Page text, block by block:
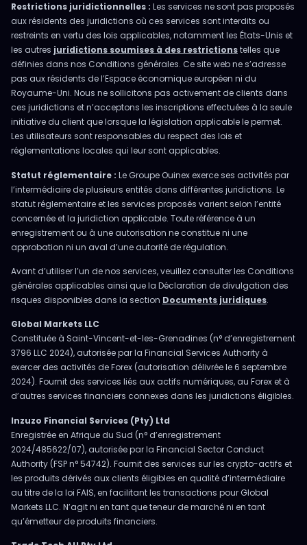
Restrictions juridictionnelles : Les services ne sont pas proposés
aux résidents des juridictions où ces services sont interdits ou
restreints en vertu des lois applicables, notamment les États-Unis et
les autres juridictions soumises à des restrictionstelles que
définies dans nos Conditions générales. Ce site web ne s’adresse
pas aux résidents de l’Espace économique européen ni du
Royaume-Uni. Nous ne sollicitons pas activement de clients dans
ces juridictions et n’acceptons les inscriptions effectuées à la seule
initiative du client que lorsque la législation applicable le permet.
Les utilisateurs sont responsables du respect des lois et
réglementations locales qui leur sont applicables.
Statut réglementaire : Le Groupe Ouinex exerce ses activités par
l’intermédiaire de plusieurs entités dans différentes juridictions. Le
statut réglementaire et les services proposés varient selon l’entité
concernée et la juridiction applicable. Toute référence à un
enregistrement ou à une autorisation ne constitue ni une
approbation ni un aval d’une autorité de régulation.
Avant d’utiliser l’un de nos services, veuillez consulter les Conditions
générales applicables ainsi que la Déclaration de divulgation des
risques disponibles dans la section Documents juridiques.
Global Markets LLC
Constituée à Saint-Vincent-et-les-Grenadines (n° d’enregistrement
3796 LLC 2024), autorisée par la Financial Services Authority à
exercer des activités de Forex (autorisation délivrée le 6 septembre
2024). Fournit des services liés aux actifs numériques, au Forex et à
d’autres services financiers connexes dans les juridictions éligibles.
Inzuzo Financial Services (Pty) Ltd
Enregistrée en Afrique du Sud (n° d’enregistrement
2024/485622/07), autorisée par la Financial Sector Conduct
Authority (FSP n° 54742). Fournit des services sur les crypto-actifs et
les produits dérivés aux clients éligibles en qualité d’intermédiaire
au titre de la loi FAIS, en facilitant les transactions pour Global
Markets LLC. N’agit ni en tant que teneur de marché ni en tant
qu’émetteur de produits financiers.